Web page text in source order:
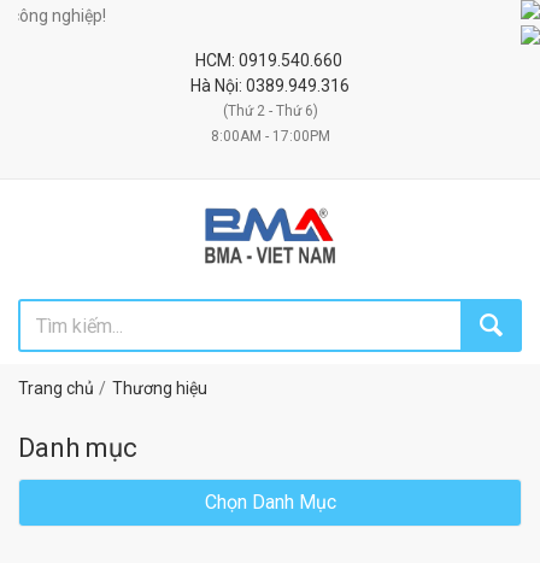
HCM: 0919.540.660
Hà Nội: 0389.949.316
(Thứ 2 - Thứ 6)
8:00AM - 17:00PM
Trang chủ Thương hiệu
Danh mục
Chọn Danh Mục